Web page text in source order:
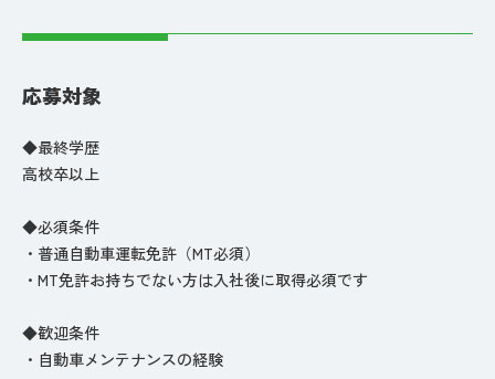
応募対象
◆最終学歴
高校卒以上
◆必須条件
・普通自動車運転免許（MT必須）
・MT免許お持ちでない方は入社後に取得必須です
◆歓迎条件
・自動車メンテナンスの経験